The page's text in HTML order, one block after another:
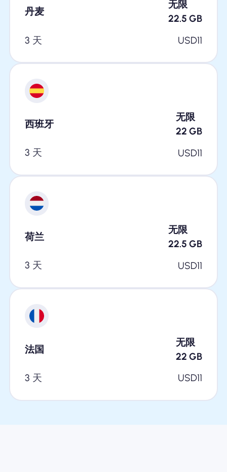
丹麦
无限
22.5 GB
3 天
USD11
西班牙
无限
22 GB
3 天
USD11
荷兰
无限
22.5 GB
3 天
USD11
法国
无限
22 GB
3 天
USD11